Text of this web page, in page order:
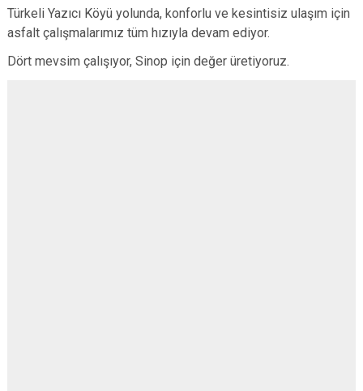
Türkeli Yazıcı Köyü yolunda, konforlu ve kesintisiz ulaşım için
asfalt çalışmalarımız tüm hızıyla devam ediyor.
Dört mevsim çalışıyor, Sinop için değer üretiyoruz.